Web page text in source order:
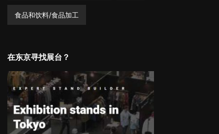
食品和饮料/食品加工
在东京寻找展台？